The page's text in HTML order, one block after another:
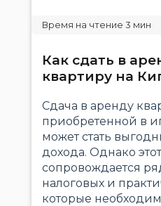
Как сдать в
квартиру на
Сдача в аренду
приобретенной в
может стать
дохода. Однако
сопровождается
налоговых и
которые